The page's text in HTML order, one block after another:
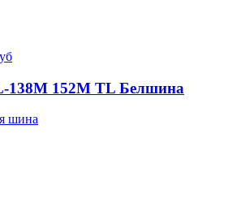
138М 152M TL Белшина
шина